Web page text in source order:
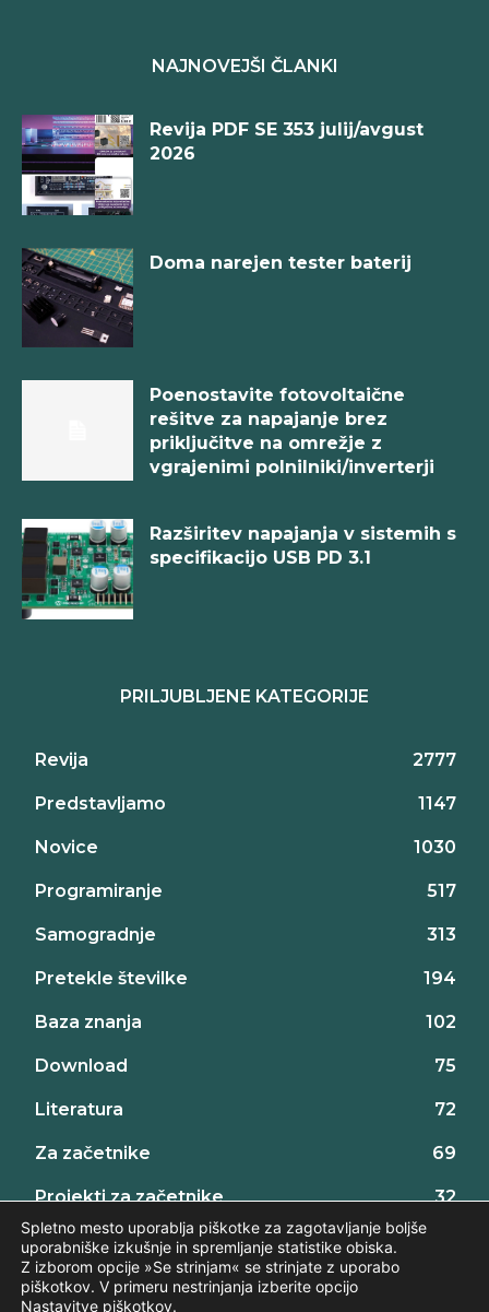
NAJNOVEJŠI ČLANKI
Revija PDF SE 353 julij/avgust
2026
Doma narejen tester baterij
Poenostavite fotovoltaične
rešitve za napajanje brez
priključitve na omrežje z
vgrajenimi polnilniki/inverterji
Razširitev napajanja v sistemih s
specifikacijo USB PD 3.1
PRILJUBLJENE KATEGORIJE
Revija 2777
Predstavljamo 1147
Novice 1030
Programiranje 517
Samogradnje 313
Pretekle številke 194
Baza znanja 102
Download 75
Literatura 72
Za začetnike 69
Projekti za začetnike 32
Spletno mesto uporablja piškotke za zagotavljanje boljše
uporabniške izkušnje in spremljanje statistike obiska.
Z izborom opcije »Se strinjam« se strinjate z uporabo
piškotkov. V primeru nestrinjanja izberite opcijo
Nastavitve piškotkov.